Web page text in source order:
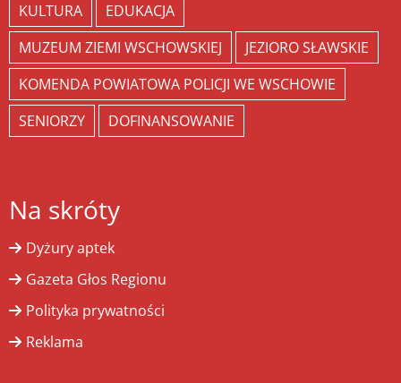
KULTURA
EDUKACJA
MUZEUM ZIEMI WSCHOWSKIEJ
JEZIORO SŁAWSKIE
KOMENDA POWIATOWA POLICJI WE WSCHOWIE
SENIORZY
DOFINANSOWANIE
Na skróty
Dyżury aptek
Gazeta Głos Regionu
Polityka prywatności
Reklama